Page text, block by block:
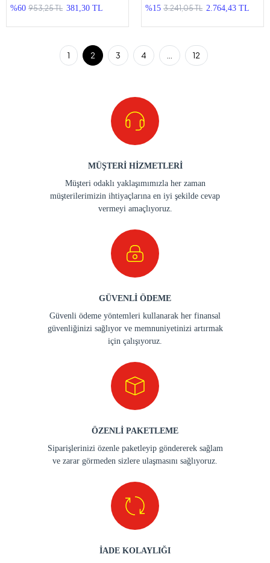
%60 953,25 TL 381,30 TL %15 3.241,05 TL 2.764,43 TL
1 2 3 4 12
MÜŞTERİ HİZMETLERİ
Müşteri odaklı yaklaşımımızla her zaman
müşterilerimizin ihtiyaçlarına en iyi şekilde cevap
vermeyi amaçlıyoruz.
GÜVENLİ ÖDEME
Güvenli ödeme yöntemleri kullanarak her finansal
güvenliğinizi sağlıyor ve memnuniyetinizi artırmak
için çalışıyoruz.
ÖZENLİ PAKETLEME
Siparişlerinizi özenle paketleyip göndererek sağlam
ve zarar görmeden sizlere ulaşmasını sağlıyoruz.
İADE KOLAYLIĞI